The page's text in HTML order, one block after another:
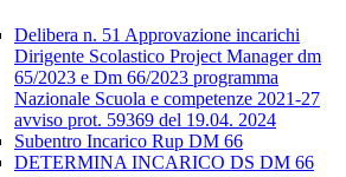
Delibera n. 51 Approvazione incarichi
Dirigente Scolastico Project Manager dm
65/2023 e Dm 66/2023 programma
Nazionale Scuola e competenze 2021-27
avviso prot. 59369 del 19.04. 2024
Subentro Incarico Rup DM 66
DETERMINA INCARICO DS DM 66